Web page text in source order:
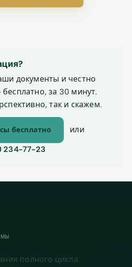
документы и честно
за 30 минут.
так и скажем.
бесплатно или
234-77-23
полного цикла